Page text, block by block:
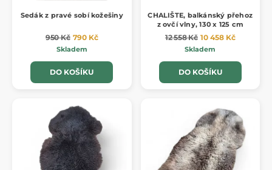
Sedák z pravé sobí kožešiny
950 Kč 790 Kč
Skladem
DO KOŠÍKU
CHALIŠTE, balkánský přehoz
z ovčí vlny, 130 x 125 cm
12 558 Kč 10 458 Kč
Skladem
DO KOŠÍKU